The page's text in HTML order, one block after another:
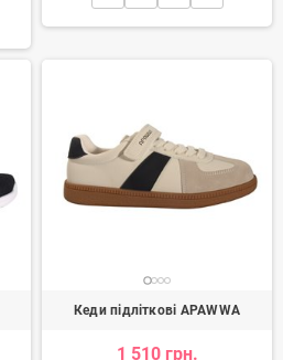
Кеди підліткові APAWWA
1 510 грн.